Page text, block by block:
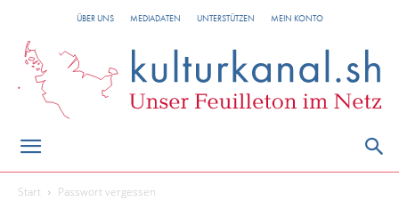
ÜBER UNS MEDIADATEN UNTERSTÜTZEN MEIN KONTO
Start Passwort vergessen